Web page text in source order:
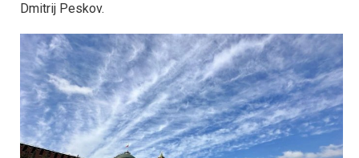
Dmitrij Peskov.